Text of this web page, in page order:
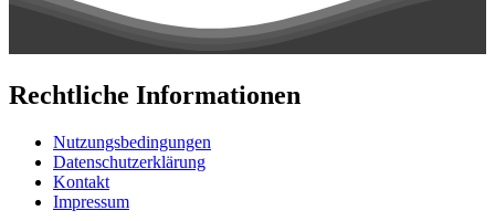
Rechtliche Informationen
Nutzungsbedingungen
Datenschutzerklärung
Kontakt
Impressum